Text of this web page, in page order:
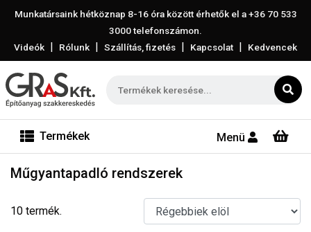
Munkatársaink hétköznap 8-16 óra között érhetők el a+36 70 533
3000telefonszámon.
Videók | Rólunk | Szállítás, fizetés | Kapcsolat | Kedvencek
Termékek Menü
Műgyantapadló rendszerek
10 termék.